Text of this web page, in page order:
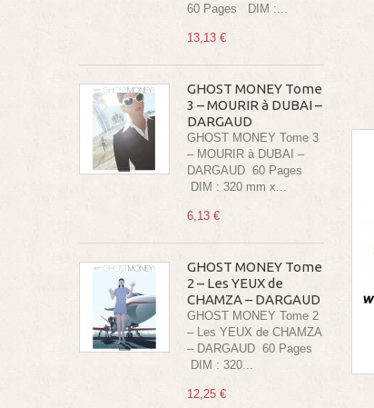
60 Pages DIM :...
13,13 €
GHOST MONEY Tome
3 – MOURIR à DUBAI –
DARGAUD
GHOST MONEY Tome 3
– MOURIR à DUBAI –
DARGAUD 60 Pages
DIM : 320 mm x...
6,13 €
GHOST MONEY Tome
2 – Les YEUX de
CHAMZA – DARGAUD
GHOST MONEY Tome 2
– Les YEUX de CHAMZA
– DARGAUD 60 Pages
DIM : 320...
12,25 €